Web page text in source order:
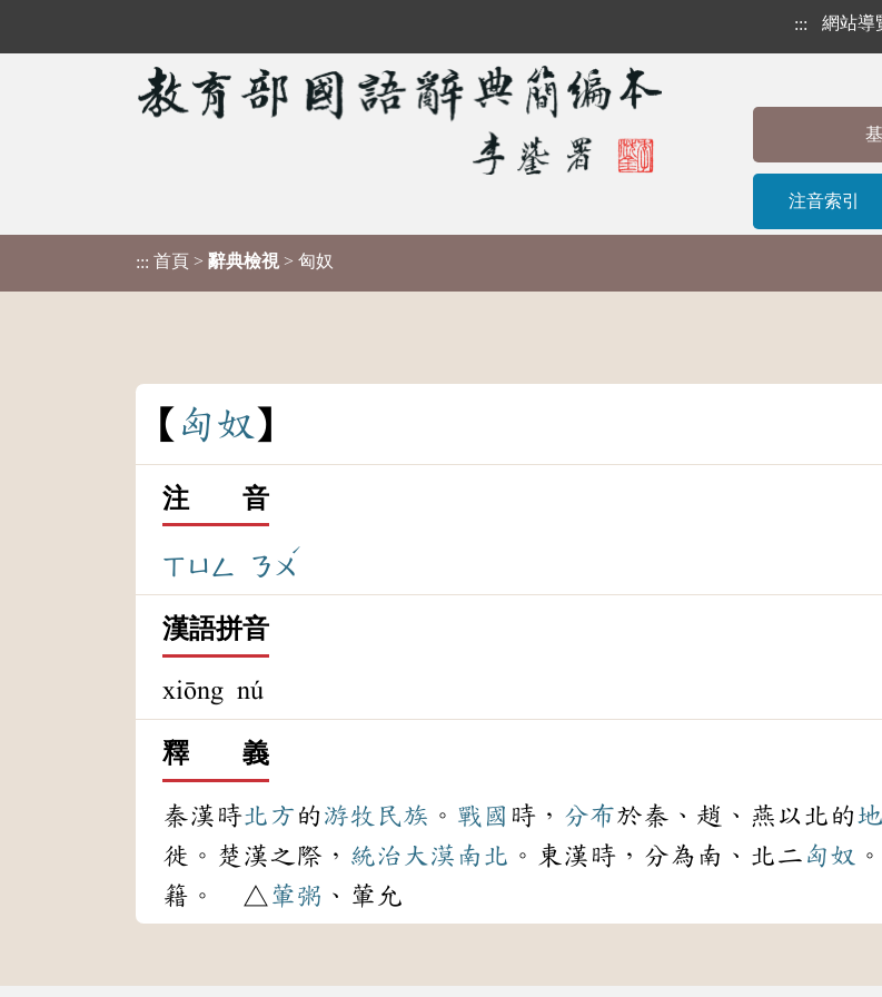
::: 網站導
注音索引
::: 首頁 > 辭典檢視 > 匈奴
匈奴
注 音
ㄒㄩㄥ ㄋㄨ
ˊ
漢語拼音
xiōng nú
釋 義
秦漢時北方 的 游牧 民族 。 戰國 時， 分布於秦、趙、燕以北的
徙。楚漢之際， 統治 大漠 南北 。東漢時，分為南、北二 匈奴 。
籍。 △ 葷粥 、葷允